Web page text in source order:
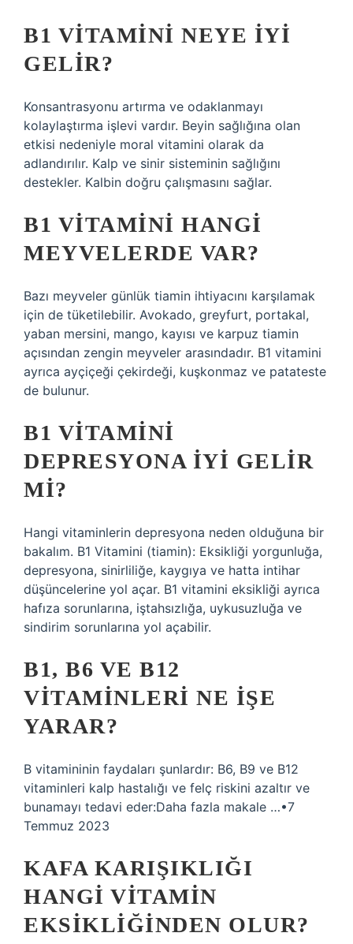
B1 VITAMINI NEYE IYI
GELIR?
Konsantrasyonu artırma ve odaklanmayı
kolaylaştırma işlevi vardır. Beyin sağlığına olan
etkisi nedeniyle moral vitamini olarak da
adlandırılır. Kalp ve sinir sisteminin sağlığını
destekler. Kalbin doğru çalışmasını sağlar.
B1 VITAMINI HANGI
MEYVELERDE VAR?
Bazı meyveler günlük tiamin ihtiyacını karşılamak
için de tüketilebilir. Avokado, greyfurt, portakal,
yaban mersini, mango, kayısı ve karpuz tiamin
açısından zengin meyveler arasındadır. B1 vitamini
ayrıca ayçiçeği çekirdeği, kuşkonmaz ve patateste
de bulunur.
B1 VITAMINI
DEPRESYONA IYI GELIR
MI?
Hangi vitaminlerin depresyona neden olduğuna bir
bakalım. B1 Vitamini (tiamin): Eksikliği yorgunluğa,
depresyona, sinirliliğe, kaygıya ve hatta intihar
düşüncelerine yol açar. B1 vitamini eksikliği ayrıca
hafıza sorunlarına, iştahsızlığa, uykusuzluğa ve
sindirim sorunlarına yol açabilir.
B1, B6 VE B12
VITAMINLERI NE IŞE
YARAR?
B vitamininin faydaları şunlardır: B6, B9 ve B12
vitaminleri kalp hastalığı ve felç riskini azaltır ve
bunamayı tedavi eder:Daha fazla makale …•7
Temmuz 2023
KAFA KARIŞIKLIĞI
HANGI VITAMIN
EKSIKLIĞINDEN OLUR?